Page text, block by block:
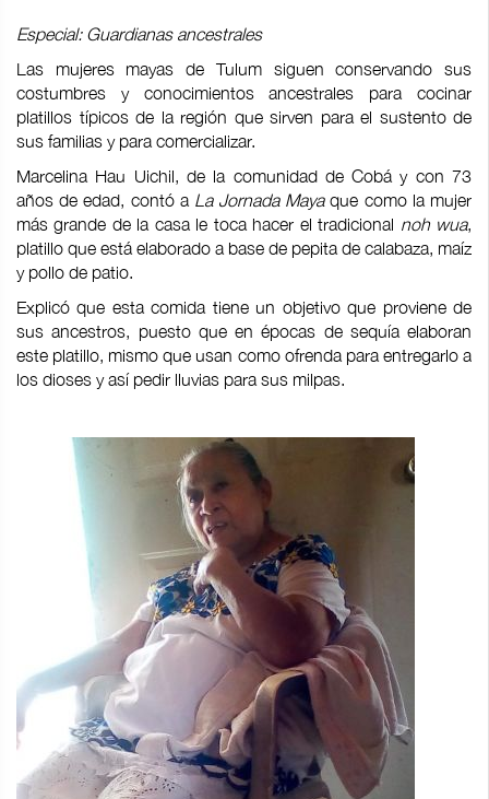
Especial: Guardianas ancestrales
Las mujeres mayas de Tulum siguen conservando sus
costumbres y conocimientos ancestrales para cocinar
platillos típicos de la región que sirven para el sustento de
sus familias y para comercializar.
Marcelina Hau Uichil, de la comunidad de Cobá y con 73
años de edad, contó aLa Jornada Mayaque como la mujer
más grande de la casa le toca hacer el tradicional noh wua,
platillo que está elaborado a base de pepita de calabaza, maíz
y pollo de patio.
Explicó que esta comida tiene un objetivo que proviene de
sus ancestros, puesto que en épocas de sequía elaboran
este platillo, mismo que usan como ofrenda para entregarlo a
los dioses y así pedir lluvias para sus milpas.